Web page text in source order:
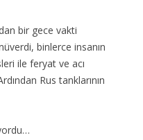
bir gece vakti
binlerce insanın
ile feryat ve acı
Rus tanklarının